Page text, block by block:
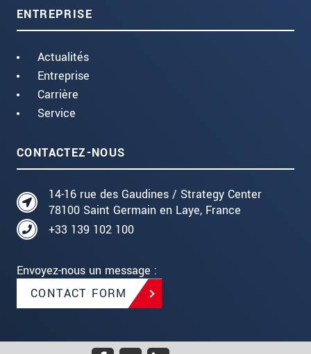
ENTREPRISE
Actualités
Entreprise
Carrière
Service
CONTACTEZ-NOUS
14-16 rue des Gaudines / Strategy Center
78100 Saint Germain en Laye, France
+33 139 102 100
Envoyez-nous un message :
CONTACT FORM